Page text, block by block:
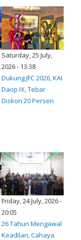
Saturday, 25 July,
2026 - 13:38
Dukung JFC 2026, KAI
Daop IX, Tebar
Diskon 20 Persen
Friday, 24 July, 2026 -
20:05
26 Tahun Mengawal
Keadilan, Cahaya